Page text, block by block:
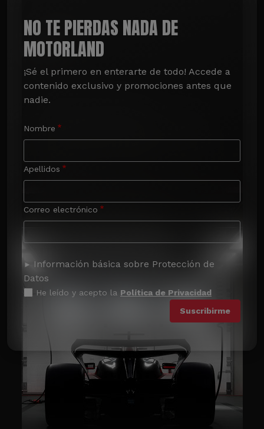
NO TE PIERDAS NADA DE
MOTORLAND
¡Sé el primero en enterarte de todo! Accede a
contenido exclusivo y promociones antes que
nadie.
Nombre
Apellidos
Correo electrónico
Información básica sobre Protección de
Datos
He leído y acepto la Política de Privacidad